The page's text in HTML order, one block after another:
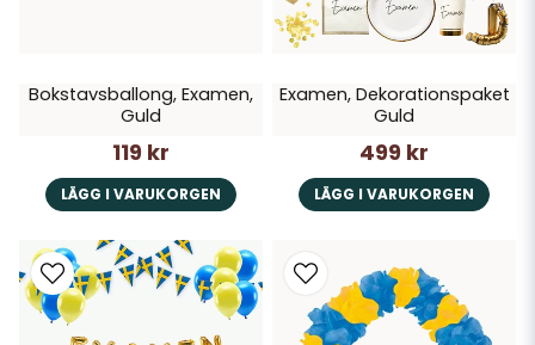
Bokstavsballong, Examen,
Guld
119 kr
LÄGG I VARUKORGEN
Examen, Dekorationspaket
Guld
499 kr
LÄGG I VARUKORGEN